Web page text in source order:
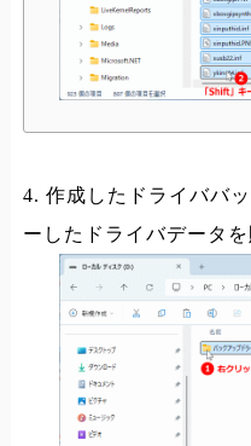
4. 作成したドライババ
ーしたドライバデータを